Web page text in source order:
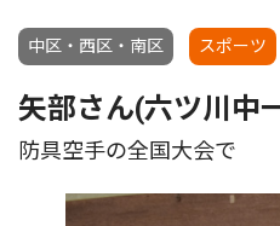
中区・西区・南区 スポーツ
矢部さん(六ツ川中
防具空手の全国大会で